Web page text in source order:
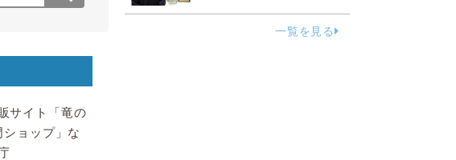
サイト「竜の
ョップ」な
上に効果実感
一覧を見る